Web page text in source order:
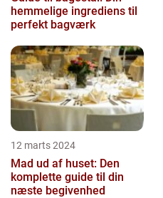
hemmelige ingrediens til
perfekt bagværk
12 marts 2024
Mad ud af huset: Den
komplette guide til din
næste begivenhed